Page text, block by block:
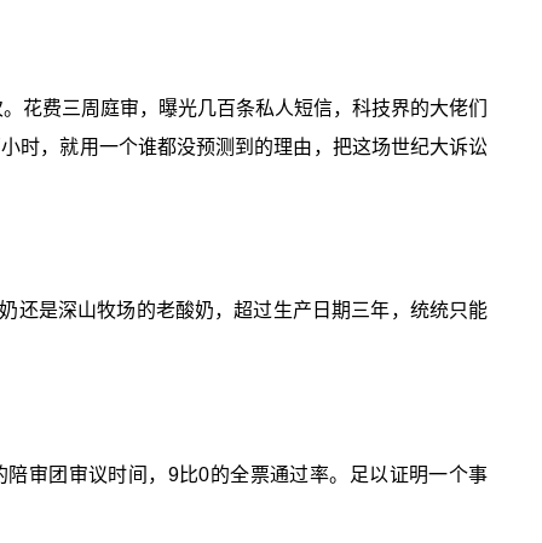
费三周庭审，曝光几百条私人短信，科技界的大佬们
时，就用一个谁都没预测到的理由，把这场世纪大诉讼
还是深山牧场的老酸奶，超过生产日期三年，统统只能
审团审议时间，9比0的全票通过率。足以证明一个事